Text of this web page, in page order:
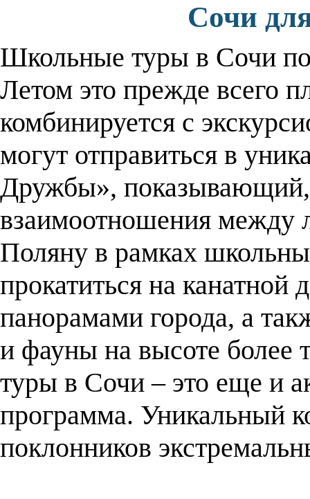
Сочи
Школьные туры в Сочи
Летом это прежде всего
комбинируется с
могут отправиться в
Дружбы», показывающий,
взаимоотношения между
Поляну в рамках
прокатиться на канатной
панорамами города, а
и фауны на высоте более
туры в Сочи – это еще и
программа. Уникальный
поклонников